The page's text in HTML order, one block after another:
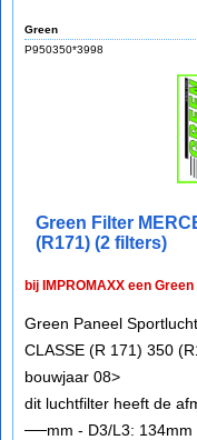
Green
P950350*3998
Green Filter
(R171) (2 filters)
bij IMPROMAXX een
Green Paneel
CLASSE (R 171) 350
bouwjaar 08>
dit luchtfilter heeft de
──mm - D3/L3: